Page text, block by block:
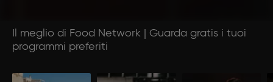
Il meglio di Food Network | Guarda gratis i tuoi
programmi preferiti